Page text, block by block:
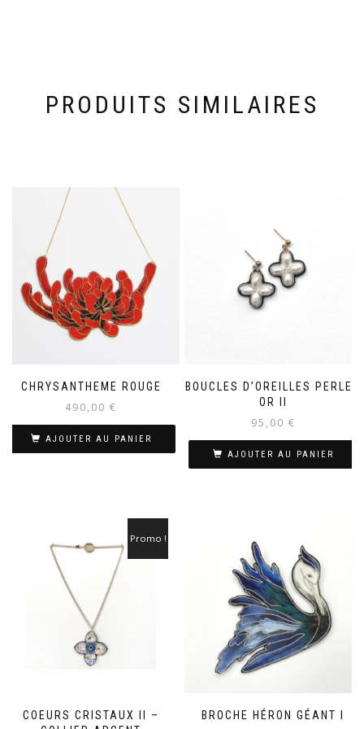
PRODUITS SIMILAIRES
CHRYSANTHEME ROUGE
490,00 €
AJOUTER AU PANIER
BOUCLES D’OREILLES PERLES
OR II
95,00 €
AJOUTER AU PANIER
COEURS CRISTAUX II –
Promo !
BROCHE HÉRON GÉANT I